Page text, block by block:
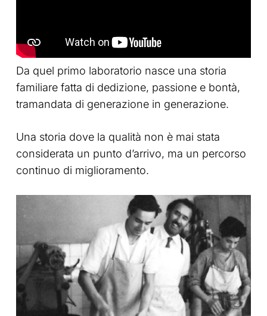
Da quel primo laboratorio nasce una storia
familiare fatta di dedizione, passione e bontà,
tramandata di generazione in generazione.
Una storia dove la qualità non è mai stata
considerata un punto d’arrivo, ma un percorso
continuo di miglioramento.